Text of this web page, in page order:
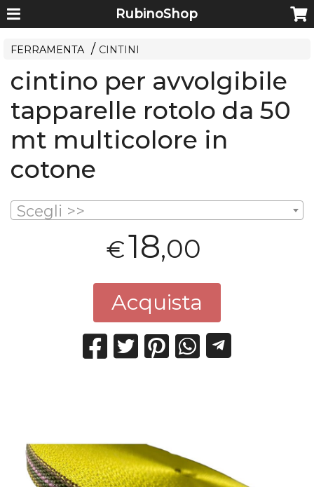
RubinoShop
FERRAMENTA CINTINI
cintino per avvolgibile
tapparelle rotolo da 50
mt multicolore in
cotone
Scegli >>
€18,00
Acquista